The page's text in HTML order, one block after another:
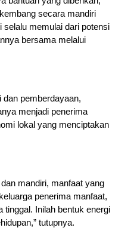
secara mandiri
selalu memulai dari potensi
bersama melalui
pemberdayaan,
menjadi penerima
lokal yang menciptakan
mandiri, manfaat yang
penerima manfaat,
tinggal. Inilah bentuk energi
tutupnya.